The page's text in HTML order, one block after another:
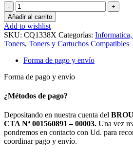
TONER
COMPATIBLE
HP
Q1338X
cantidad
Añadir al carrito
Add to wishlist
SKU: CQ1338X Categorías:
Toners, Toners y Cartuchos Compatibles
Forma de pago y envío
Forma de pago y envío
¿Métodos de pago?
Depositando en nuestra cuenta del
CTA Nª 001560891 – 00003. Una vez
pondremos en contacto con Ud. para
coordinar pago y envío.